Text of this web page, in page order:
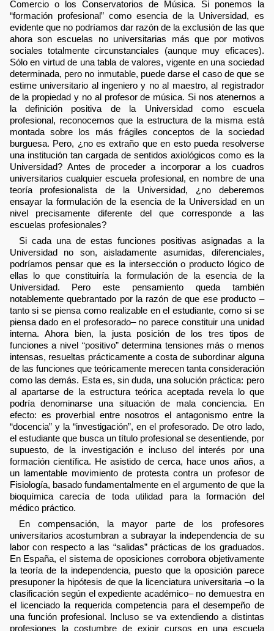
Comercio o los Conservatorios de Música. Si ponemos la
“formación profesional” como esencia de la Universidad, es
evidente que no podríamos dar razón de la exclusión de las que
ahora son escuelas no universitarias más que por motivos
sociales totalmente circunstanciales (aunque muy eficaces).
Sólo en virtud de una tabla de valores, vigente en una sociedad
determinada, pero no inmutable, puede darse el caso de que se
estime universitario al ingeniero y no al maestro, al registrador
de la propiedad y no al profesor de música. Si nos atenernos a
la definición positiva de la Universidad como escuela
profesional, reconocemos que la estructura de la misma está
montada sobre los más frágiles conceptos de la sociedad
burguesa. Pero, ¿no es extraño que en esto pueda resolverse
una institución tan cargada de sentidos axiológicos como es la
Universidad? Antes de proceder a incorporar a los cuadros
universitarios cualquier escuela profesional, en nombre de una
teoría profesionalista de la Universidad, ¿no deberemos
ensayar la formulación de la esencia de la Universidad en un
nivel precisamente diferente del que corresponde a las
escuelas profesionales?
Si cada una de estas funciones positivas asignadas a la
Universidad no son, aisladamente asumidas, diferenciales,
podríamos pensar que es la intersección o producto lógico de
ellas lo que constituiría la formulación de la esencia de la
Universidad. Pero este pensamiento queda también
notablemente quebrantado por la razón de que ese producto –
tanto si se piensa como realizable en el estudiante, como si se
piensa dado en el profesorado– no parece constituir una unidad
interna. Ahora bien, la justa posición de los tres tipos de
funciones a nivel “positivo” determina tensiones más o menos
intensas, resueltas prácticamente a costa de subordinar alguna
de las funciones que teóricamente merecen tanta consideración
como las demás. Esta es, sin duda, una solución práctica: pero
al apartarse de la estructura teórica aceptada revela lo que
podría denominarse una situación de mala conciencia. En
efecto: es proverbial entre nosotros el antagonismo entre la
“docencia” y la “investigación”, en el profesorado. De otro lado,
el estudiante que busca un título profesional se desentiende, por
supuesto, de la investigación e incluso del interés por una
formación científica. He asistido de cerca, hace unos años, a
un lamentable movimiento de protesta contra un profesor de
Fisiología, basado fundamentalmente en el argumento de que la
bioquímica carecía de toda utilidad para la formación del
médico práctico.
En compensación, la mayor parte de los profesores
universitarios acostumbran a subrayar la independencia de su
labor con respecto a las “salidas” prácticas de los graduados.
En España, el sistema de oposiciones corrobora objetivamente
la teoría de la independencia, puesto que la oposición parece
presuponer la hipótesis de que la licenciatura universitaria –o la
clasificación según el expediente académico– no demuestra en
el licenciado la requerida competencia para el desempeño de
una función profesional. Incluso se va extendiendo a distintas
profesiones la costumbre de exigir cursos en una escuela